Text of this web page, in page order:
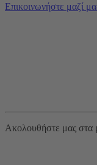
Επικοινωνήστε μαζί
Ακολουθήστε μας στα